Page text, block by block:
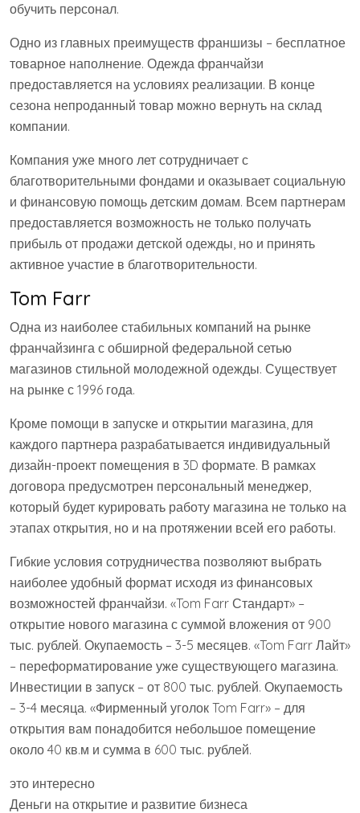
обучить персонал.
Одно из главных преимуществ франшизы – бесплатное
товарное наполнение. Одежда франчайзи
предоставляется на условиях реализации. В конце
сезона непроданный товар можно вернуть на склад
компании.
Компания уже много лет сотрудничает с
благотворительными фондами и оказывает социальную
и финансовую помощь детским домам. Всем партнерам
предоставляется возможность не только получать
прибыль от продажи детской одежды, но и принять
активное участие в благотворительности.
Tom Farr
Одна из наиболее стабильных компаний на рынке
франчайзинга с обширной федеральной сетью
магазинов стильной молодежной одежды. Существует
на рынке с 1996 года.
Кроме помощи в запуске и открытии магазина, для
каждого партнера разрабатывается индивидуальный
дизайн-проект помещения в 3D формате. В рамках
договора предусмотрен персональный менеджер,
который будет курировать работу магазина не только на
этапах открытия, но и на протяжении всей его работы.
Гибкие условия сотрудничества позволяют выбрать
наиболее удобный формат исходя из финансовых
возможностей франчайзи. «Tom Farr Стандарт» –
открытие нового магазина с суммой вложения от 900
тыс. рублей. Окупаемость – 3-5 месяцев. «Tom Farr Лайт»
– переформатирование уже существующего магазина.
Инвестиции в запуск – от 800 тыс. рублей. Окупаемость
– 3-4 месяца. «Фирменный уголок Tom Farr» – для
открытия вам понадобится небольшое помещение
около 40 кв.м и сумма в 600 тыс. рублей.
это интересно
Деньги на открытие и развитие бизнеса